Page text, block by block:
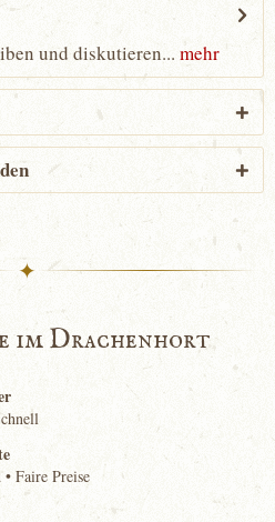
und diskutieren... mehr
✦
im Drachenhort
Faire Preise